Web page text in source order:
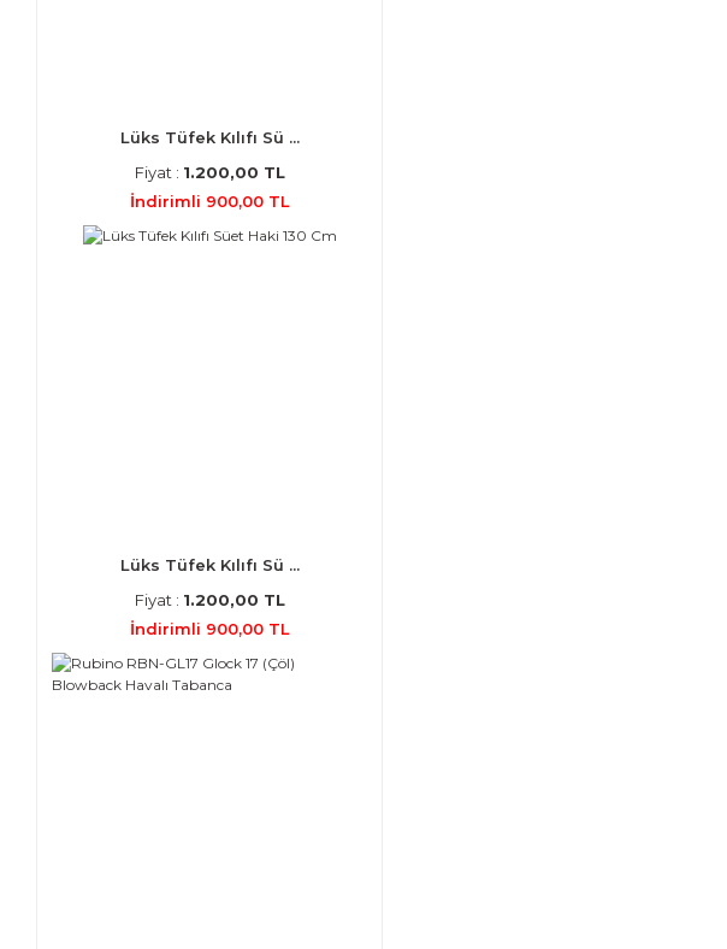
Lüks Tüfek Kılıfı Sü ...
Fiyat : 1.200,00 TL
İndirimli 900,00 TL
Lüks Tüfek Kılıfı Sü ...
Fiyat : 1.200,00 TL
İndirimli 900,00 TL